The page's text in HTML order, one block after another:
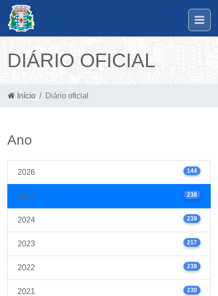
DIÁRIO OFICIAL
Início Diário oficial
Ano
2026 144
2025 238
2024 239
2023 217
2022 238
2021 230